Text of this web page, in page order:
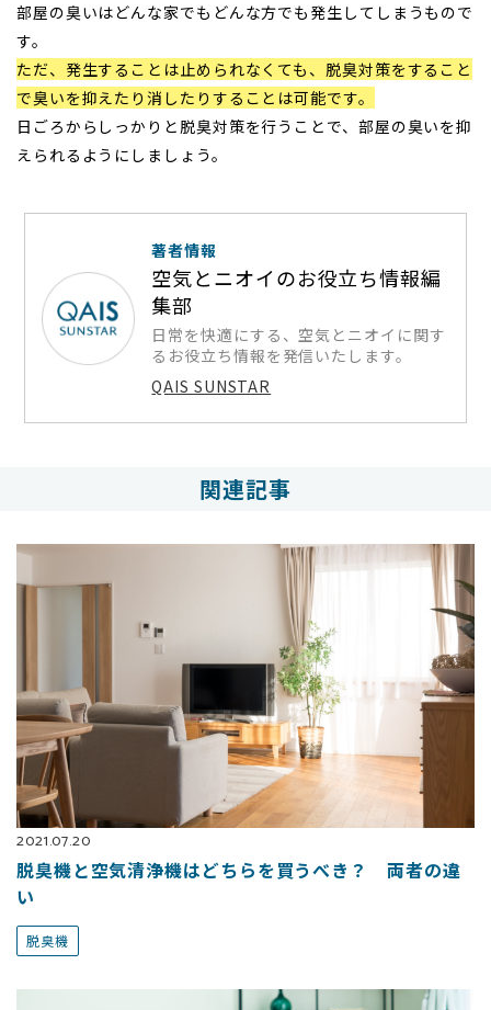
部屋の臭いはどんな家でもどんな方でも発生してしまうもので
す。
ただ、発生することは止められなくても、脱臭対策をすること
で臭いを抑えたり消したりすることは可能です。
日ごろからしっかりと脱臭対策を行うことで、部屋の臭いを抑
えられるようにしましょう。
著者情報
空気とニオイのお役立ち情報編
集部
日常を快適にする、空気とニオイに関す
るお役立ち情報を発信いたします。
QAIS SUNSTAR
関連記事
2021.07.20
脱臭機と空気清浄機はどちらを買うべき？ 両者の違
い
脱臭機